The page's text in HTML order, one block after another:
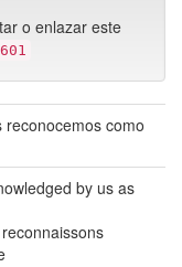
o enlazar este
reconocemos como
by us as